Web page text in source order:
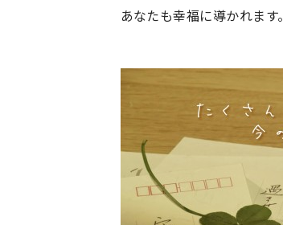
あなたも幸福に導かれます。